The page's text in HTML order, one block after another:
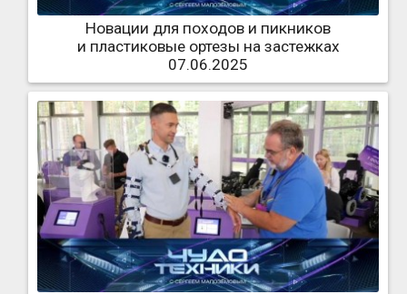
Новации для походов и пикников
и пластиковые ортезы на застежках
07.06.2025